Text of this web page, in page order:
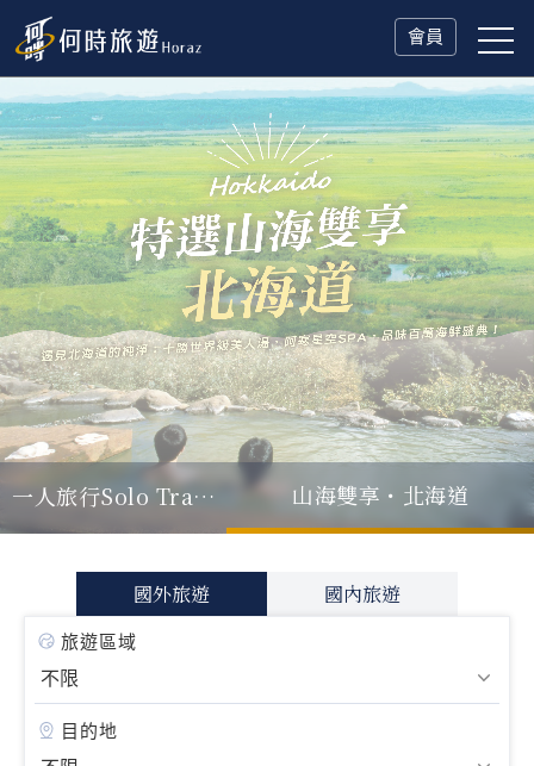
會員
父親節．限時特別企劃
一人旅行Solo Travel山海雙享・北海道
國外旅遊 國內旅遊
旅遊區域
目的地